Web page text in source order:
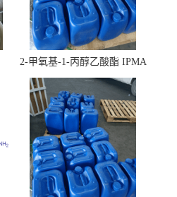
2-甲氧基-1-丙醇乙酸酯 IPMA